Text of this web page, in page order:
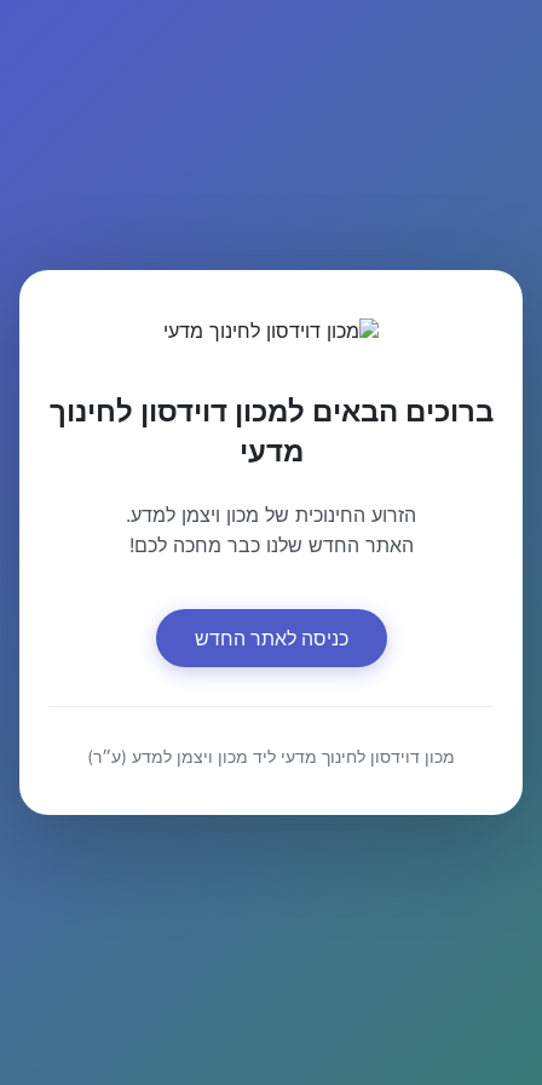
ברוכים הבאים למכון דוידסון לחינוך
מדעי
הזרוע החינוכית של מכון ויצמן למדע.
האתר החדש שלנו כבר מחכה לכם!
כניסה לאתר החדש
מכון דוידסון לחינוך מדעי ליד מכון ויצמן למדע (ע״ר)